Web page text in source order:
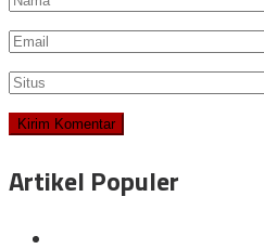
Artikel Populer